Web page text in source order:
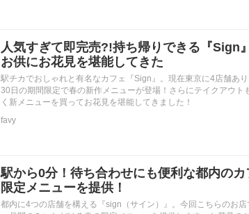
人気すぎて即完売?!持ち帰りできる『Sign
お供にお花見を堪能してきた
駅チカでおしゃれと有名なカフェ『Sign』。現在東京に4店舗あ
30日の期間限定で春の新作メニューが登場！さらにテイクアウト
く新メニューを買ってお花見を堪能してきました！
favy
駅から0分！待ち合わせにも便利な都内の
限定メニューを提供！
都内に4つの店舗を構える『sign（サイン）』。今回こちらのお